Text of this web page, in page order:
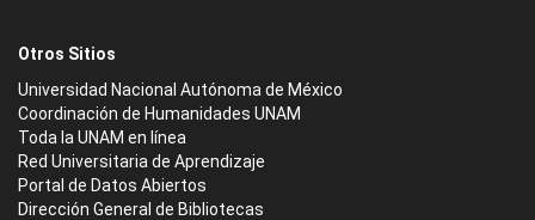
Otros Sitios
Universidad Nacional Autónoma de México
Coordinación de Humanidades UNAM
Toda la UNAM en línea
Red Universitaria de Aprendizaje
Portal de Datos Abiertos
Dirección General de Bibliotecas